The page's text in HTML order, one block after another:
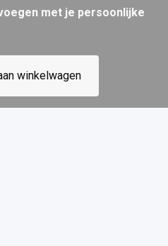
met je persoonlijke
winkelwagen